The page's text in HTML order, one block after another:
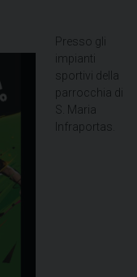
Presso gli
impianti
sportivi della
parrocchia di
S. Maria
Infraportas.